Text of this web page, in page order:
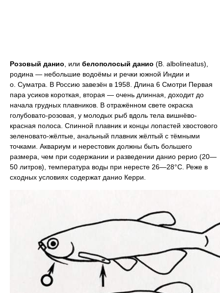
Розовый данио, или белополосый данио (В. albolineatus),
родина — небольшие водоёмы и речки южной Индии и
о. Суматра. В Россию завезён в 1958. Длина 6 Смотри Первая
пара усиков короткая, вторая — очень длинная, доходит до
начала грудных плавников. В отражённом свете окраска
голубовато-розовая, у молодых рыб вдоль тела вишнёво-
красная полоса. Спинной плавник и концы лопастей хвостового
зеленовато-жёлтые, анальный плавник жёлтый с тёмными
точками. Аквариум и нерестовик должны быть большего
размера, чем при содержании и разведении данио рерио (20—
50 литров), температура воды при нересте 26—28°C. Реже в
сходных условиях содержат данио Керри.